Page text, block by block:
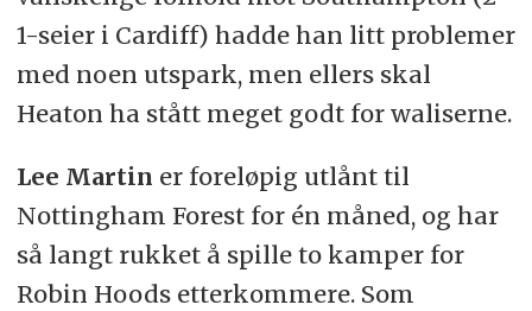
1-seier i Cardiff) hadde han litt problemer
med noen utspark, men ellers skal
Heaton ha stått meget godt for waliserne.
Lee Martin er foreløpig utlånt til
Nottingham Forest for én måned, og har
så langt rukket å spille to kamper for
Robin Hoods etterkommere. Som